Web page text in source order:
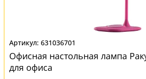
631036701
Офисная настольная лампа
для офиса